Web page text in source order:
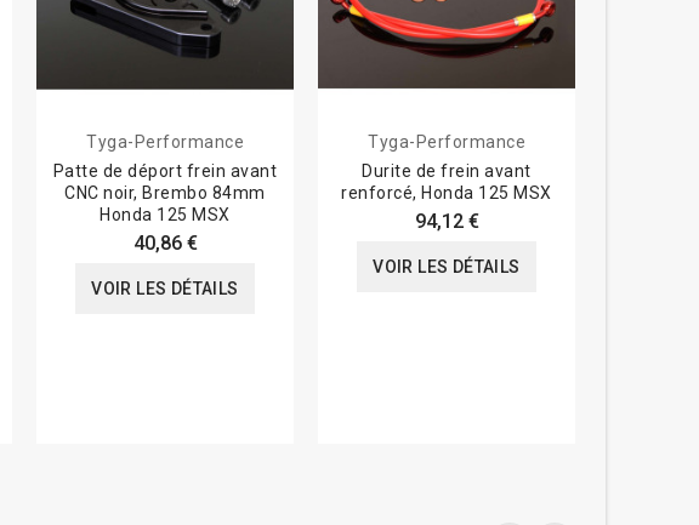
Tyga-Performance
Patte de déport frein avant
CNC noir, Brembo 84mm
Honda 125 MSX
40,86 €
VOIR LES DÉTAILS
Tyga-Performance
Durite de frein avant
renforcé, Honda 125 MSX
94,12 €
VOIR LES DÉTAILS